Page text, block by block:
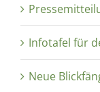
Infotafel für
Neue